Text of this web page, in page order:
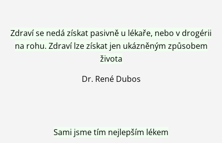
Zdraví se nedá získat pasivně u lékaře, nebo v drogérii
na rohu. Zdraví lze získat jen ukázněným způsobem
života
Dr. René Dubos
Sami jsme tím nejlepším lékem